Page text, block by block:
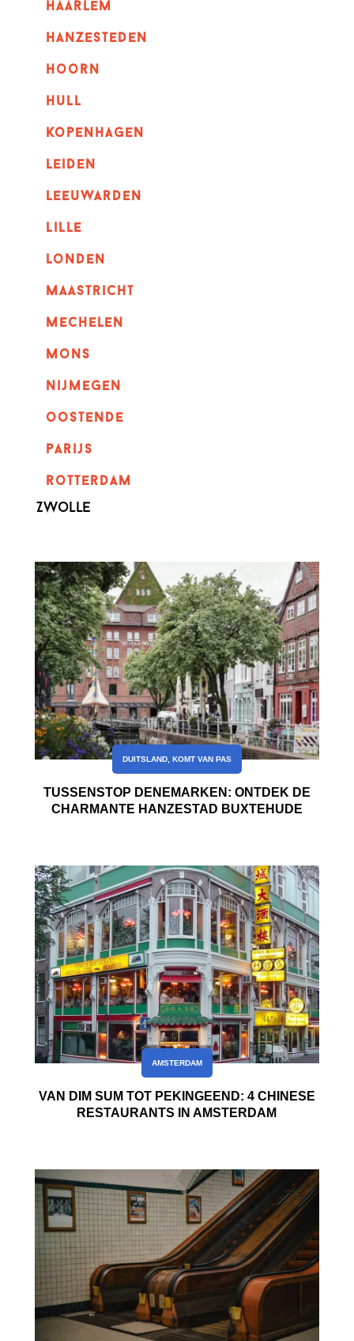
haarlem
hanzesteden
hoorn
hull
kopenhagen
leiden
leeuwarden
lille
londen
maastricht
mechelen
mons
nijmegen
oostende
parijs
rotterdam
Zwolle
TUSSENSTOP DENEMARKEN: ONTDEK DE
CHARMANTE HANZESTAD BUXTEHUDE
DUITSLAND, KOMT VAN PAS
VAN DIM SUM TOT PEKINGEEND: 4 CHINESE
RESTAURANTS IN AMSTERDAM
AMSTERDAM